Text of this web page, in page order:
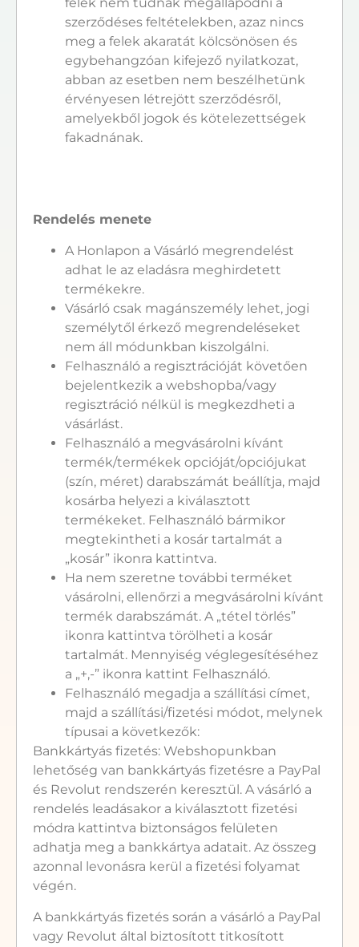
szerződéses feltételekben, azaz nincs
meg a felek akaratát kölcsönösen és
egybehangzóan kifejező nyilatkozat,
abban az esetben nem beszélhetünk
érvényesen létrejött szerződésről,
amelyekből jogok és kötelezettségek
fakadnának.
Rendelés menete
A Honlapon a Vásárló megrendelést
adhat le az eladásra meghirdetett
termékekre.
Vásárló csak magánszemély lehet, jogi
személytől érkező megrendeléseket
nem áll módunkban kiszolgálni.
Felhasználó a regisztrációját követően
bejelentkezik a webshopba/vagy
regisztráció nélkül is megkezdheti a
vásárlást.
Felhasználó a megvásárolni kívánt
termék/termékek opcióját/opciójukat
(szín, méret) darabszámát beállítja, majd
kosárba helyezi a kiválasztott
termékeket. Felhasználó bármikor
megtekintheti a kosár tartalmát a
„kosár” ikonra kattintva.
Ha nem szeretne további terméket
vásárolni, ellenőrzi a megvásárolni kívánt
termék darabszámát. A „tétel törlés”
ikonra kattintva törölheti a kosár
tartalmát. Mennyiség véglegesítéséhez
a „+,-” ikonra kattint Felhasználó.
Felhasználó megadja a szállítási címet,
majd a szállítási/fizetési módot, melynek
típusai a következők:
Bankkártyás fizetés: Webshopunkban
lehetőség van bankkártyás fizetésre a PayPal
és Revolut rendszerén keresztül. A vásárló a
rendelés leadásakor a kiválasztott fizetési
módra kattintva biztonságos felületen
adhatja meg a bankkártya adatait. Az összeg
azonnal levonásra kerül a fizetési folyamat
végén.
A bankkártyás fizetés során a vásárló a PayPal
vagy Revolut által biztosított titkosított